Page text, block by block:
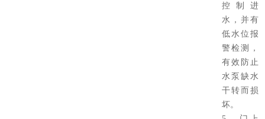
控制进
水，并有
低水位报
警检测，
有效防止
水泵缺水
干转而损
坏。